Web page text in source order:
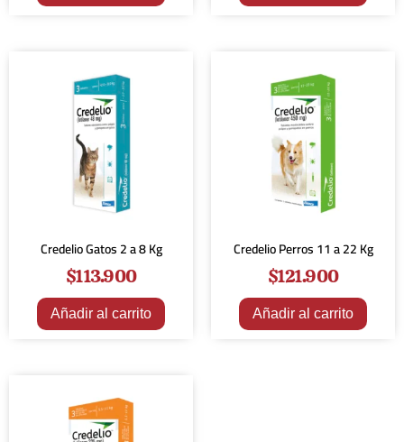
Credelio Gatos 2 a 8 Kg
$113.900
Añadir al carrito
Credelio Perros 11 a 22 Kg
$121.900
Añadir al carrito